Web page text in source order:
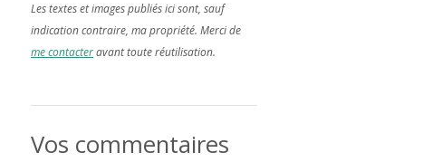
Les textes et images publiés ici sont, sauf
indication contraire, ma propriété. Merci de
me contacteravant toute réutilisation.
Vos commentaires